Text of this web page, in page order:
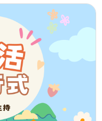
念，這些歌曲共同勾勒出
年代華語樂壇的經典，更
程。